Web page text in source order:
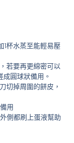
1杯水蒸至能輕易壓
若要再更綿密可以
圓球狀備用。
切掉周圍的餅皮，
用
側都刷上蛋液幫助